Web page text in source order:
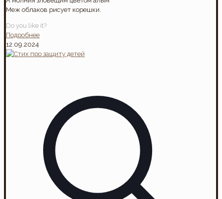
Меж облаков рисует корешки.
Do you like it?
Подробнее
12.09.2024